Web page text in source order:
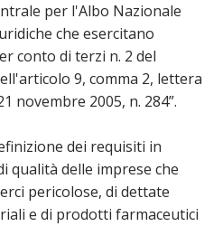
per l'Albo Nazionale
che esercitano
conto di terzi n. 2 del
9, comma 2, lettera
novembre 2005, n. 284”.
dei requisiti in
qualità delle imprese che
pericolose, di dettate
e di prodotti farmaceutici